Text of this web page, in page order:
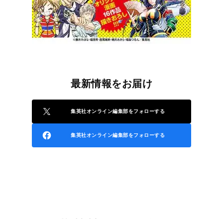
最新情報をお届け
集英社オンライン編集部をフォローする
集英社オンライン編集部をフォローする